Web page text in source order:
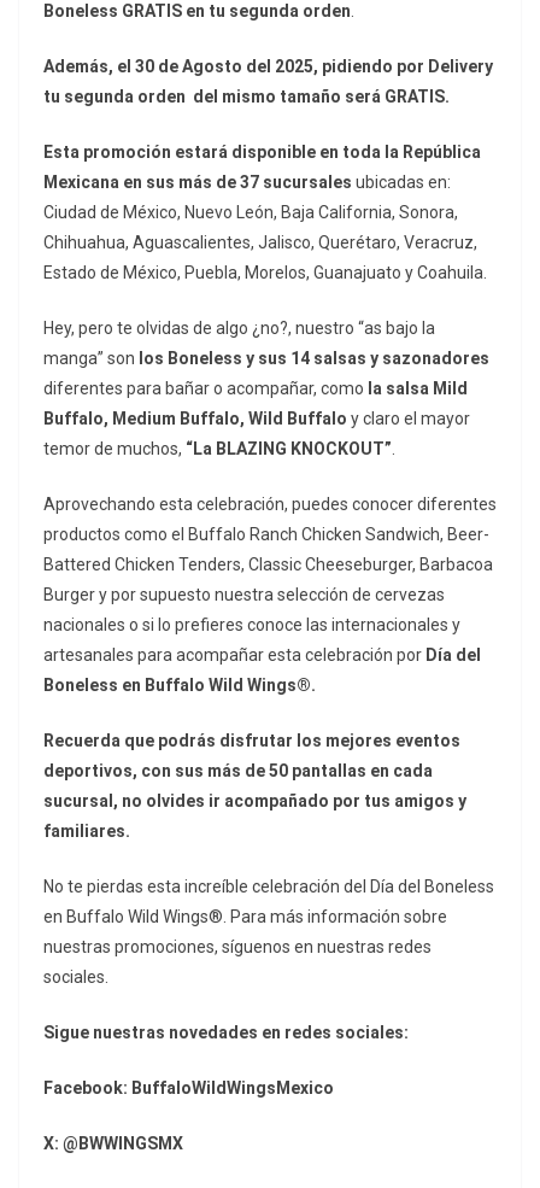
Boneless GRATIS en tu segunda orden
Además, el 30 de Agosto del 2025, pidiendo por Delivery
tu segunda orden del mismo tamaño será GRATIS.
Esta promoción estará disponible en toda la República
Mexicana en sus más de 37 sucursales ubicadas en:
Ciudad de México, Nuevo León, Baja California, Sonora,
Chihuahua, Aguascalientes, Jalisco, Querétaro, Veracruz,
Estado de México, Puebla, Morelos, Guanajuato y Coahuila.
Hey, pero te olvidas de algo ¿no?, nuestro “as bajo la
manga” son los Boneless y sus 14 salsas y sazonadores
diferentes para bañar o acompañar, como la salsa Mild
Buffalo, Medium Buffalo, Wild Buffalo y claro el mayor
temor de muchos, “La BLAZING KNOCKOUT”
Aprovechando esta celebración, puedes conocer diferentes
productos como el Buffalo Ranch Chicken Sandwich, Beer-
Battered Chicken Tenders, Classic Cheeseburger, Barbacoa
Burger y por supuesto nuestra selección de cervezas
nacionales o si lo prefieres conoce las internacionales y
artesanales para acompañar esta celebración por Día del
Boneless en Buffalo Wild Wings®.
Recuerda que podrás disfrutar los mejores eventos
deportivos, con sus más de 50 pantallas en cada
sucursal, no olvides ir acompañado por tus amigos y
familiares.
No te pierdas esta increíble celebración del Día del Boneless
en Buffalo Wild Wings®. Para más información sobre
nuestras promociones, síguenos en nuestras redes
sociales.
Sigue nuestras novedades en redes sociales:
Facebook: BuffaloWildWingsMexico
X: @BWWINGSMX